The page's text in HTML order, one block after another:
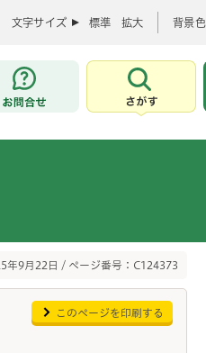
文字サイズ 標準 拡大 背景色
お問合せ
さがす
年9月22日 / ページ番号：C124373
このページを印刷する